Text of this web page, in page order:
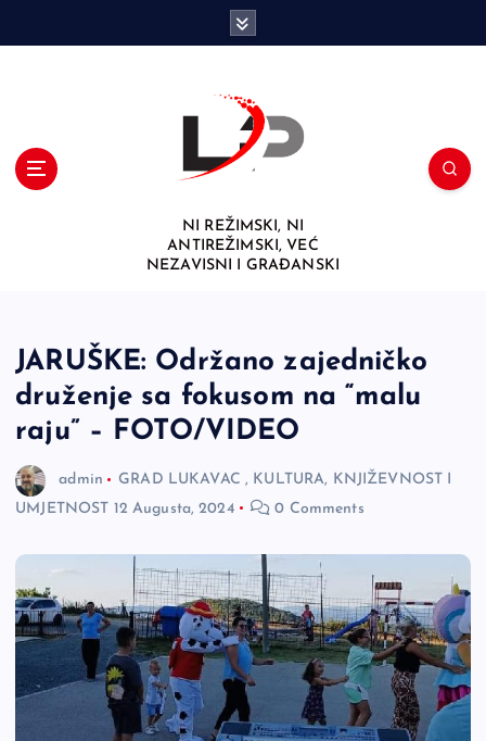
NI REŽIMSKI, NI
ANTIREŽIMSKI, VEĆ
NEZAVISNI I GRAĐANSKI
JARUŠKE: Održano zajedničko
druženje sa fokusom na “malu
raju” – FOTO/VIDEO
admin GRAD LUKAVAC , KULTURA, KNJIŽEVNOST I
UMJETNOST 12 Augusta, 2024 0 Comments